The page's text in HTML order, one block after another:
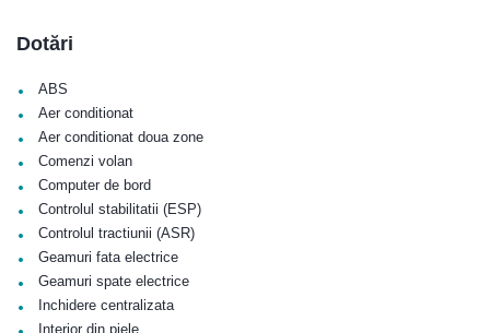
Dotări
• ABS
• Aer conditionat
• Aer conditionat doua zone
• Comenzi volan
• Computer de bord
• Controlul stabilitatii (ESP)
• Controlul tractiunii (ASR)
• Geamuri fata electrice
• Geamuri spate electrice
• Inchidere centralizata
Interior din piele